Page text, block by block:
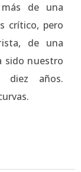
de una
crítico, pero
de una
sido nuestro
diez años.